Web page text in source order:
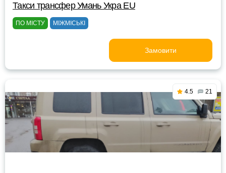
Такси трансфер Умань Укра EU
ПО МІСТУ МІЖМІСЬКІ
Замовити
4.5 21